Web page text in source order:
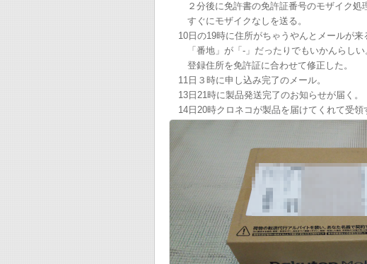
２分後に免許書の免許証番号のモザイク処
すぐにモザイクなしを送る。
10日の19時に住所がちゃうやんとメールが来
「番地」が「-」だったりでもいかんらしい
登録住所を免許証に合わせて修正した。
11日３時に申し込み完了のメール。
13日21時に製品発送完了のお知らせが届く。
14日20時クロネコが製品を届けてくれて受領